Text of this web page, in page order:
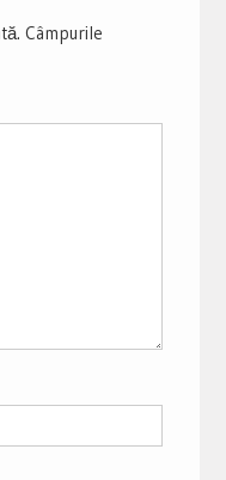
Câmpurile